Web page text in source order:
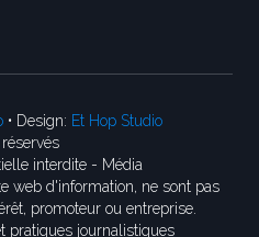
• Design: Et Hop Studio
interdite - Média
web d'information, ne sont pas
promoteur ou entreprise.
pratiques journalistiques